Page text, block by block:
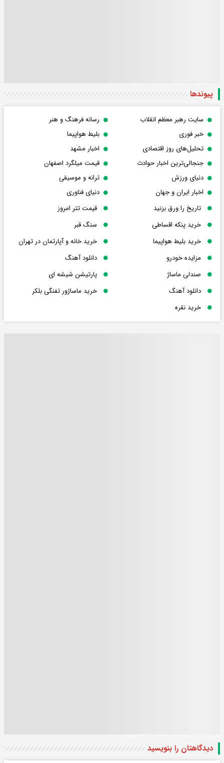
پیوندها
سایت رهبر معظم انقلاب
رسانه فرهنگ و هنر
خبر فوری
بلیط هواپیما
تحلیل‌های روز اقتصادی
اخبار مشهد
جنجالی‌ترین اخبار حوادث
قیمت میلگرد اصفهان
دنیای ورزش
ترانه و موسیقی
اخبار ایران و جهان
دنیای فناوری
تاریخ را ورق بزنید
قیمت تتر امروز
خرید پنکه اقساطی
سنگ قبر
خرید بلیط هواپیما
خرید خانه و آپارتمان در تهران
مزایده خودرو
دانلود آهنگ
صندلی ماساژ
پارتیشن شیشه ای
دانلود آهنگ
خرید ماساژور تفنگی بلکر
خرید نقره
دیدگاهتان را بنویسید